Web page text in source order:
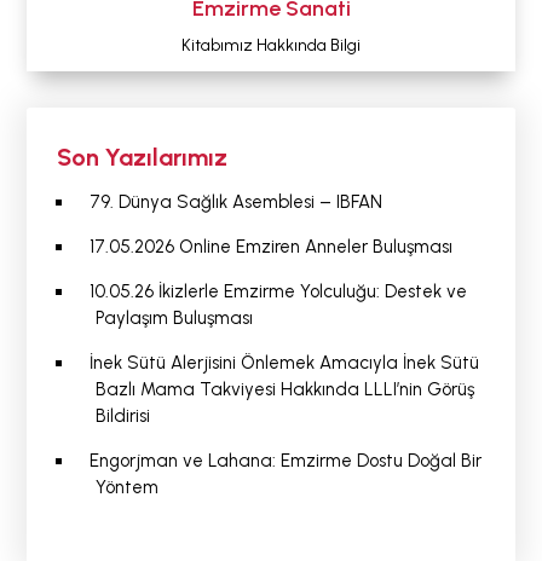
Emzirme Sanati
Kitabımız Hakkında Bilgi
Son Yazılarımız
79. Dünya Sağlık Asemblesi – IBFAN
17.05.2026 Online Emziren Anneler Buluşması
10.05.26 İkizlerle Emzirme Yolculuğu: Destek ve
Paylaşım Buluşması
İnek Sütü Alerjisini Önlemek Amacıyla İnek Sütü
Bazlı Mama Takviyesi Hakkında LLLI’nin Görüş
Bildirisi
Engorjman ve Lahana: Emzirme Dostu Doğal Bir
Yöntem